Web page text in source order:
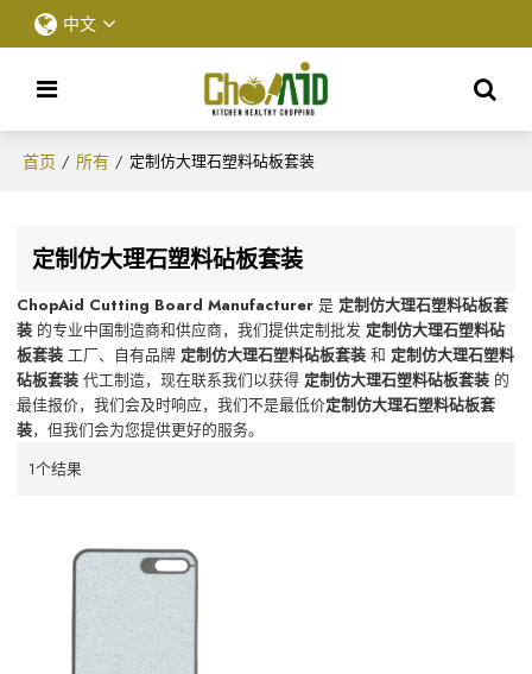
中文
首页 / 所有 / 定制仿大理石塑料砧板套装
定制仿大理石塑料砧板套装
ChopAid Cutting Board Manufacturer 是 定制仿大理石塑料砧板套
装 的专业中国制造商和供应商，我们提供定制批发 定制仿大理石塑料砧
板套装 工厂、自有品牌 定制仿大理石塑料砧板套装 和 定制仿大理石塑料
砧板套装 代工制造，现在联系我们以获得 定制仿大理石塑料砧板套装 的
最佳报价，我们会及时响应，我们不是最低价定制仿大理石塑料砧板套
装，但我们会为您提供更好的服务。
1个结果